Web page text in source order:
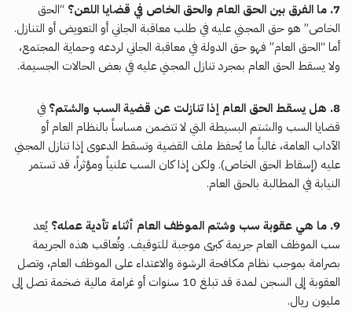
7. ما الفرق بين الحق العام والحق الخاص في قضايا اللعن؟
“الحق
الخاص” هو حق المجني عليه في طلب معاقبة الجاني أو التعويض أو التنازل.
أما “الحق العام” فهو حق الدولة في معاقبة الجاني لردعه وحماية المجتمع،
ولا يسقط الحق العام بمجرد تنازل المجني عليه في بعض الحالات الجسيمة.
8. هل يسقط الحق العام إذا تنازلت عن قضية السب والشتم؟
في
قضايا السب والشتم البسيطة التي لا تتضمن مساساً بالنظام العام أو
الآداب العامة، غالباً ما يُحفظ ملف القضية وتسقط الدعوى إذا تنازل المجني
عليه (إسقاط الحق الخاص). ولكن إذا كان السب علنياً ومؤثراً، قد تستمر
النيابة في المطالبة بالحق العام.
9. ما هي عقوبة سب وشتم الموظف العام أثناء تأدية عمله؟
يُعد
سب الموظف العام جريمة كبرى موجبة للتوقيف. وتُعاقب هذه الجريمة
بصرامة بموجب نظام مكافحة الرشوة والاعتداء على الموظف العام، وتصل
العقوبة إلى السجن لمدة قد تبلغ 10 سنوات أو غرامة مالية ضخمة تصل إلى
مليون ريال.